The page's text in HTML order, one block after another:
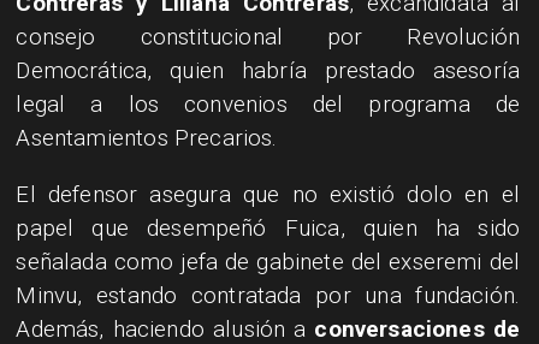
consejo constitucional por Revolución
Democrática, quien habría prestado asesoría
legal a los convenios del programa de
Asentamientos Precarios.
El defensor asegura que no existió dolo en el
papel que desempeñó Fuica, quien ha sido
señalada como jefa de gabinete del exseremi del
Minvu, estando contratada por una fundación.
Además, haciendo alusión a conversaciones de